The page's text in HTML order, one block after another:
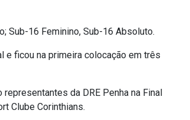
Sub-16 Feminino, Sub-16 Absoluto.
e ficou na primeira colocação em três
da DRE Penha na Final
Clube Corinthians.